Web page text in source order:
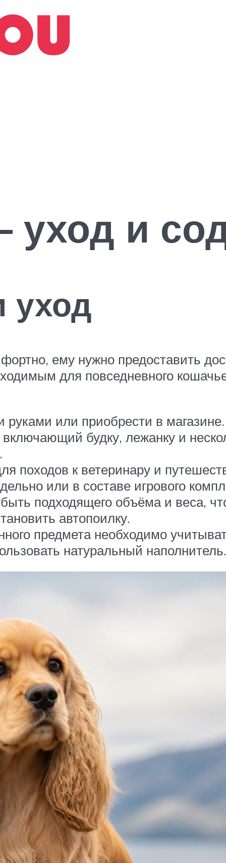
и
уход
ему нужно предоставить
для повседневного
или приобрести в
будку, лежанку и
походов к ветеринару и
или в составе игрового
подходящего объёма и веса,
автопоилку.
предмета необходимо
натуральный наполнитель.